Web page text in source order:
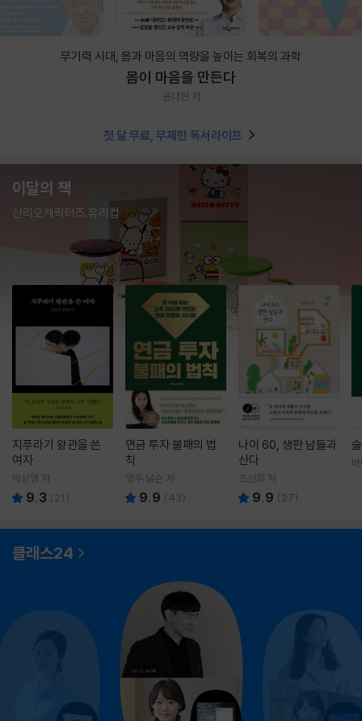
무기력 시대, 몸과 마음의 역량을 높이는 회복의 과학
몸이 마음을 만든다
윤대현 저
첫 달 무료, 무제한 독서라이프
이달의 책
산리오캐릭터즈 유리컵
지푸라기 왕관을 쓴
여자
박상영 저
9.3 ( 21 )
연금 투자 불패의 법
칙
영주 닐슨 저
9.9 (43)
나이 60, 생판 남들과
산다
조선희 저
9.9 ( 27)
클래스24